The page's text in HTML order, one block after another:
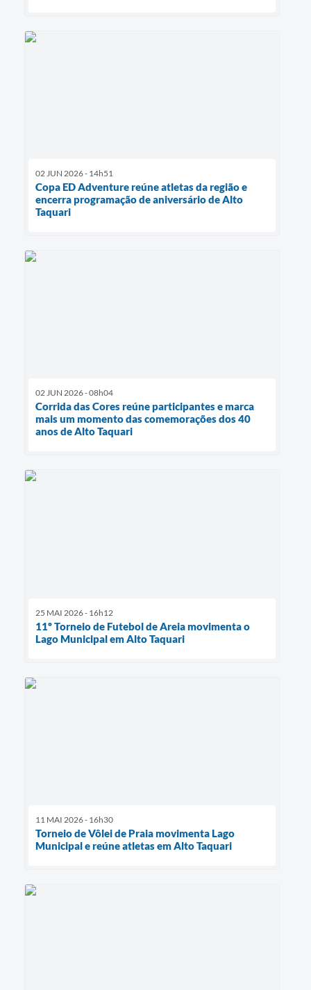
02 JUN 2026 - 14h51
Copa ED Adventure reúne atletas da região e
encerra programação de aniversário de Alto
Taquari
02 JUN 2026 - 08h04
Corrida das Cores reúne participantes e marca
mais um momento das comemorações dos 40
anos de Alto Taquari
25 MAI 2026 - 16h12
11º Torneio de Futebol de Areia movimenta o
Lago Municipal em Alto Taquari
11 MAI 2026 - 16h30
Torneio de Vôlei de Praia movimenta Lago
Municipal e reúne atletas em Alto Taquari